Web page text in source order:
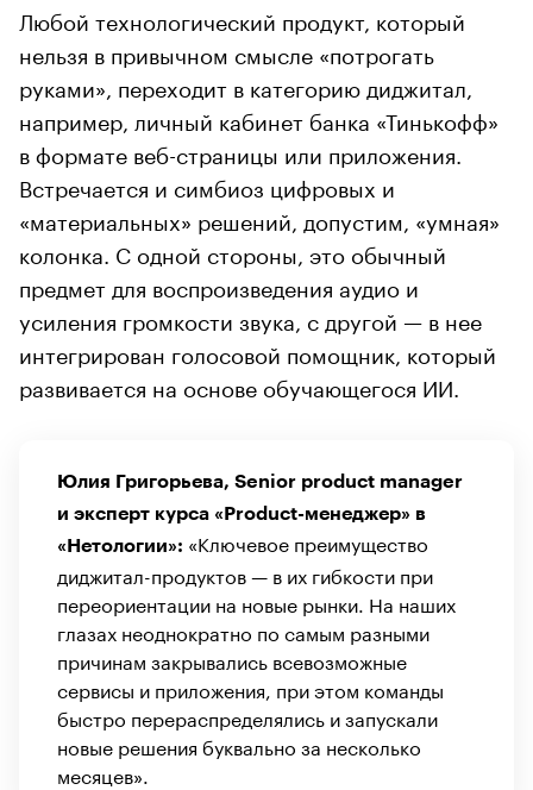
Любой технологический продукт, который
нельзя в привычном смысле «потрогать
руками», переходит в категорию диджитал,
например, личный кабинет банка «Тинькофф»
в формате веб-страницы или приложения.
Встречается и симбиоз цифровых и
«материальных» решений, допустим, «умная»
колонка. С одной стороны, это обычный
предмет для воспроизведения аудио и
усиления громкости звука, с другой — в нее
интегрирован голосовой помощник, который
развивается на основе обучающегося ИИ.
Юлия Григорьева, Senior product manager
и эксперт курса «Product-менеджер» в
«Нетологии»: «Ключевое преимущество
диджитал-продуктов — в их гибкости при
переориентации на новые рынки. На наших
глазах неоднократно по самым разными
причинам закрывались всевозможные
сервисы и приложения, при этом команды
быстро перераспределялись и запускали
новые решения буквально за несколько
месяцев».